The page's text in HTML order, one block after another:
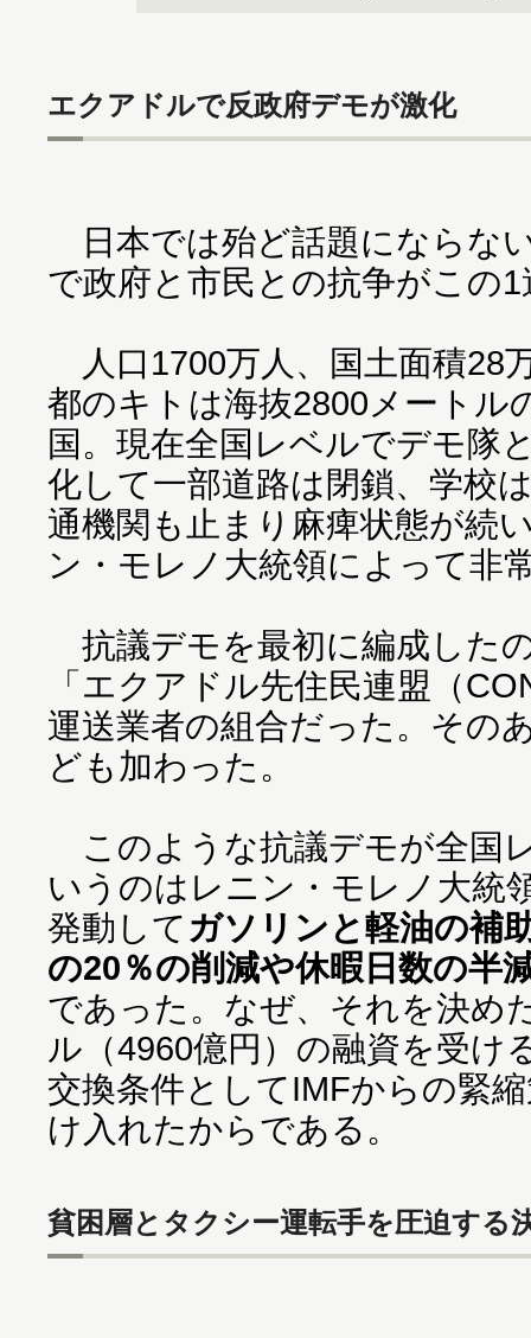
エクアドルで反政府デモが激化
日本では殆ど話題にならな
で政府と市民との抗争がこの
人口1700万人、国土面積28
都のキトは海抜2800メートル
国。現在全国レベルでデモ隊
化して一部道路は閉鎖、学校
通機関も止まり麻痺状態が続
ン・モレノ大統領によって非
抗議デモを最初に編成した
「エクアドル先住民連盟（
運送業者の組合だった。その
ども加わった。
このような抗議デモが全国
いうのはレニン・モレノ大統
発動して ガソリンと軽油の補
の20％の削減や休暇日数の半
であった。なぜ、それを決め
ル（4960億円）の融資を受け
交換条件としてIMFからの緊
け入れたからである。
貧困層とタクシー運転手を圧迫する